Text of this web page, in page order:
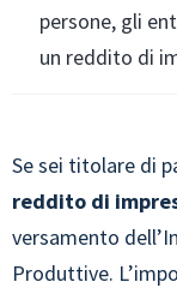
persone, gli
un reddito di
Se sei titolare di
reddito di
versamento
Produttive.